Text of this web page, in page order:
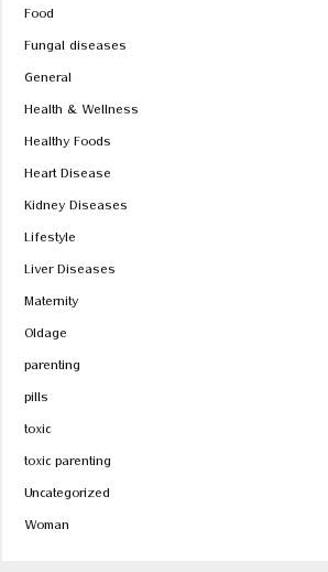
Food
Fungal diseases
General
Health & Wellness
Healthy Foods
Heart Disease
Kidney Diseases
Lifestyle
Liver Diseases
Maternity
Oldage
parenting
pills
toxic
toxic parenting
Uncategorized
Woman